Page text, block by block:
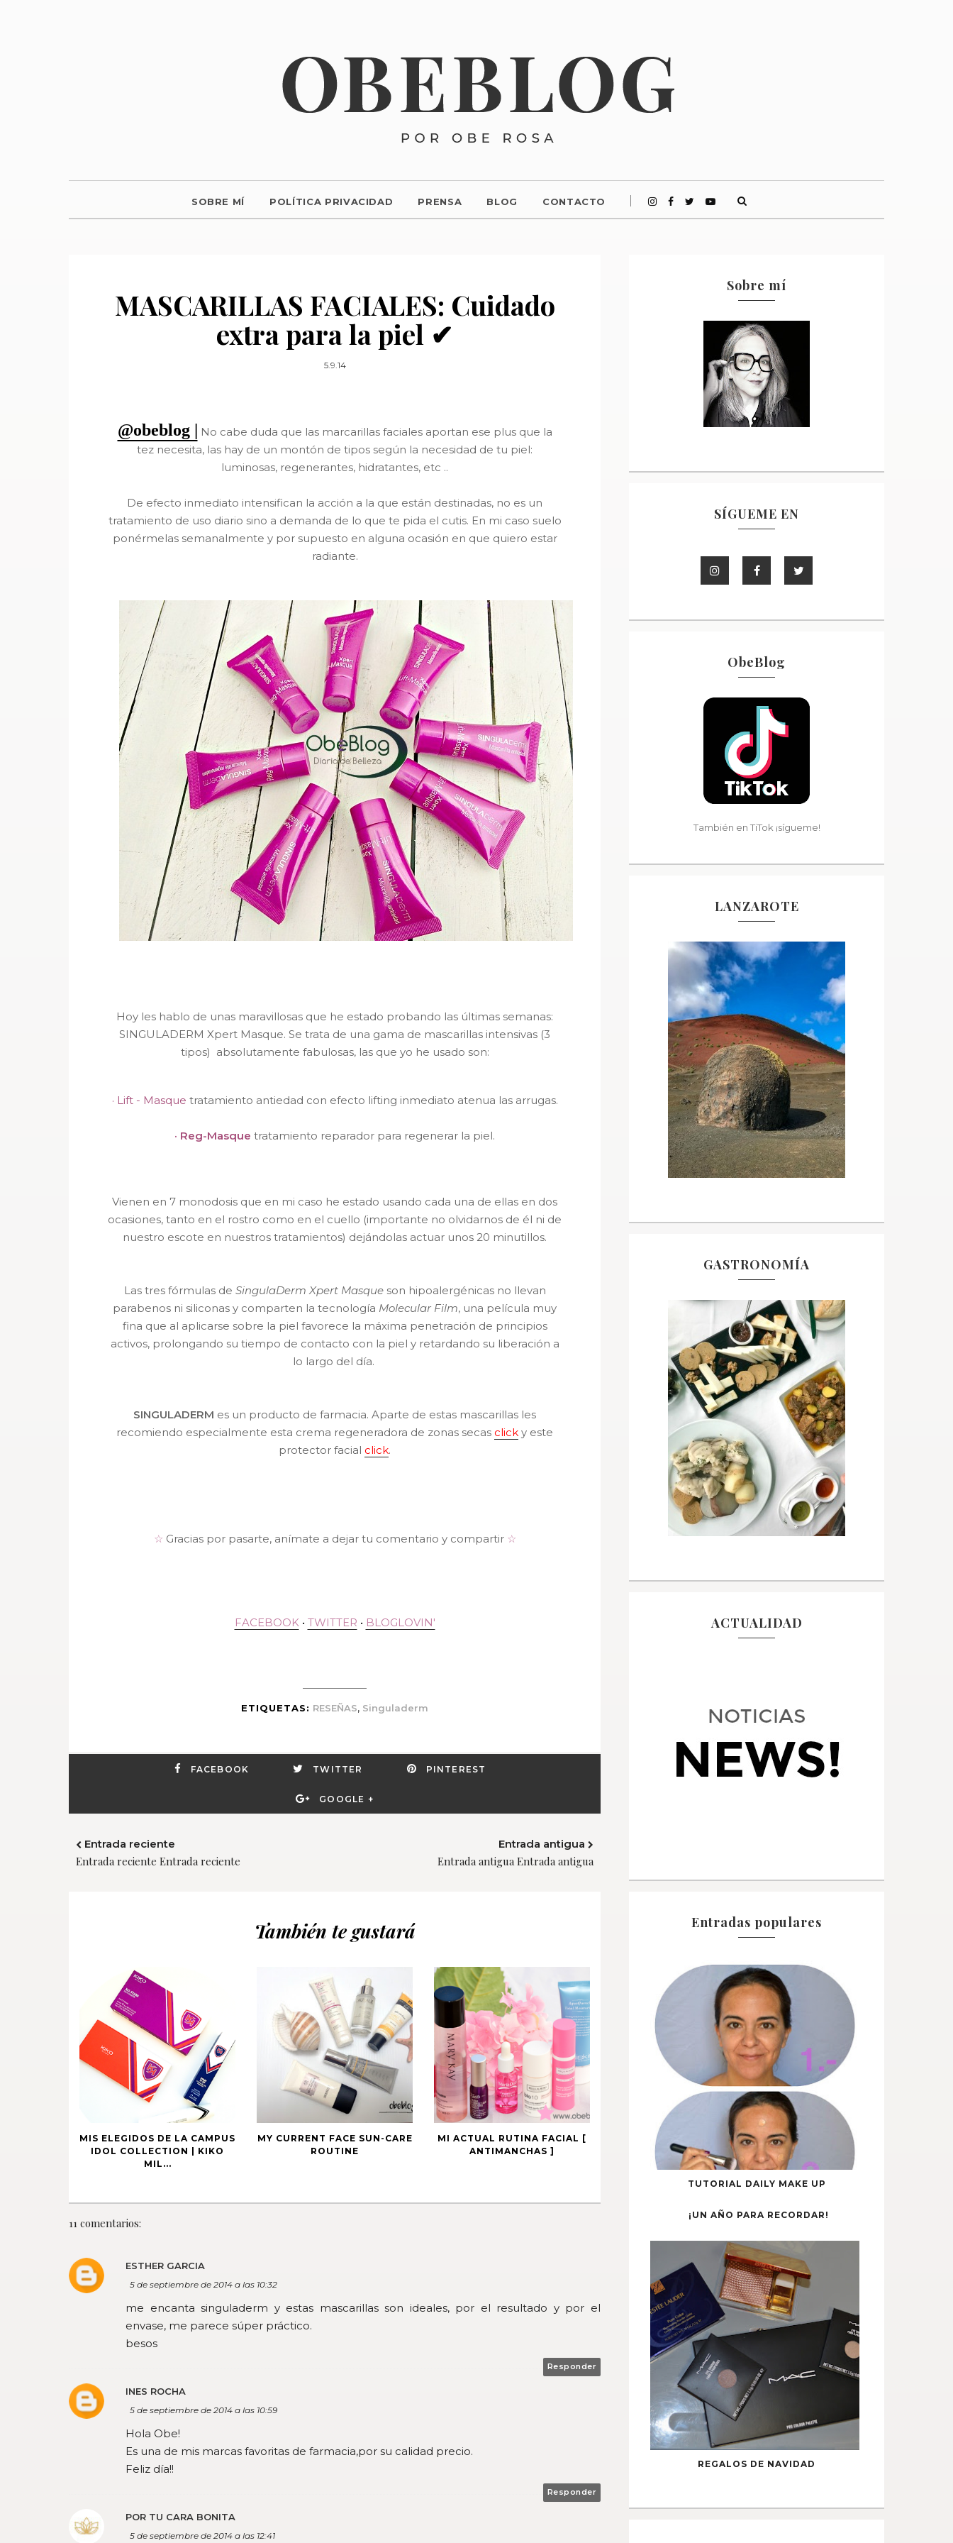
SOBRE MÍ POLÍTICA PRIVACIDAD PRENSA BLOG CONTACTO
MASCARILLAS FACIALES: Cuidado
extra para la piel ✔
5.9.14
@obeblog | No cabe duda que las marcarillas faciales aportan ese plus que la
tez necesita, las hay de un montón de tipos según la necesidad de tu piel:
luminosas, regenerantes, hidratantes, etc ..
De efecto inmediato intensifican la acción a la que están destinadas, no es un
tratamiento de uso diario sino a demanda de lo que te pida el cutis. En mi caso suelo
ponérmelas semanalmente y por supuesto en alguna ocasión en que quiero estar
radiante.
Hoy les hablo de unas maravillosas que he estado probando las últimas semanas:
SINGULADERM Xpert Masque. Se trata de una gama de mascarillas intensivas (3
tipos) absolutamente fabulosas, las que yo he usado son:
· Lift - Masque tratamiento antiedad con efecto lifting inmediato atenua las arrugas.
· Reg-Masque tratamiento reparador para regenerar la piel.
Vienen en 7 monodosis que en mi caso he estado usando cada una de ellas en dos
ocasiones, tanto en el rostro como en el cuello (importante no olvidarnos de él ni de
nuestro escote en nuestros tratamientos) dejándolas actuar unos 20 minutillos.
Las tres fórmulas de SingulaDerm Xpert Masqueson hipoalergénicas no llevan
parabenos ni siliconas y comparten la tecnología Molecular Film, una película muy
fina que al aplicarse sobre la piel favorece la máxima penetración de principios
activos, prolongando su tiempo de contacto con la piel y retardando su liberación a
lo largo del día.
SINGULADERM es un producto de farmacia. Aparte de estas mascarillas les
recomiendo especialmente esta crema regeneradora de zonas secas click y este
protector facial click.
☆ Gracias por pasarte, anímate a dejar tu comentario y compartir ☆
FACEBOOK • TWITTER • BLOGLOVIN'
ETIQUETAS: RESEÑAS, Singuladerm
FACEBOOK TWITTER PINTEREST
GOOGLE +
Entrada reciente
Entrada reciente Entrada reciente
Entrada antigua
Entrada antigua Entrada antigua
También te gustará
MIS ELEGIDOS DE LA CAMPUS
IDOL COLLECTION | KIKO
MIL...
MY CURRENT FACE SUN-CARE
ROUTINE
MI ACTUAL RUTINA FACIAL [
ANTIMANCHAS ]
11 comentarios:
ESTHER GARCIA
5 de septiembre de 2014 a las 10:32
me encanta singuladerm y estas mascarillas son ideales, por el resultado y por el
envase, me parece súper práctico.
besos
Responder
INES ROCHA
5 de septiembre de 2014 a las 10:59
Hola Obe!
Es una de mis marcas favoritas de farmacia,por su calidad precio.
Feliz día!!
Responder
POR TU CARA BONITA
5 de septiembre de 2014 a las 12:41
Sobre mí
SÍGUEME EN
ObeBlog
También en TiTok ¡sígueme!
LANZAROTE
GASTRONOMÍA
ACTUALIDAD
Entradas populares
TUTORIAL DAILY MAKE UP
¡UN AÑO PARA RECORDAR!
REGALOS DE NAVIDAD